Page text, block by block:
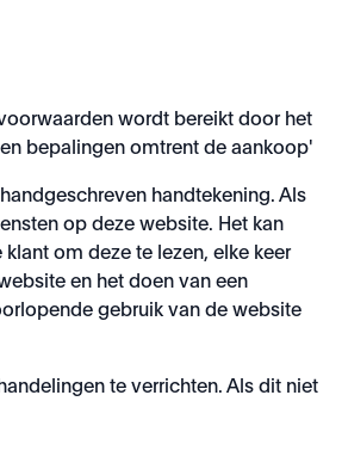
wordt bereikt door het
bepalingen omtrent de aankoop'
handtekening. Als
op deze website. Het kan
om deze te lezen, elke keer
en het doen van een
gebruik van de website
te verrichten. Als dit niet